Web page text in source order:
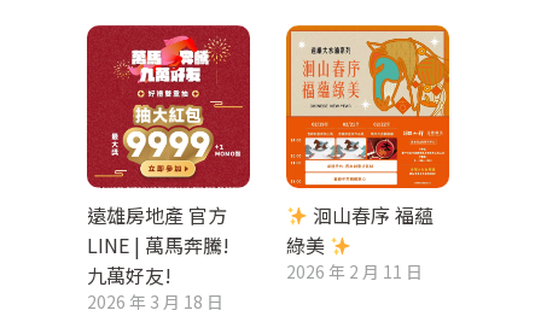
遠雄房地產 官方
LINE | 萬馬奔騰!
九萬好友!
2026 年 3 月 18 日
洄山春序 福蘊
綠美
2026 年 2 月 11 日